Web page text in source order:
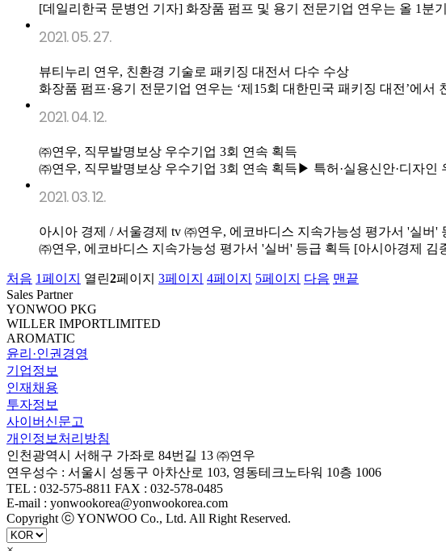
[데일리한국 문병언 기자] 화장품 펌프 및 용기 전문기업 연우는 올 1분
2021. 05. 27.
뷰티누리 연우, 친환경 기술로 패키징 대전서 다수 수상
화장품 펌프·용기 전문기업 연우는 ‘제15회 대한민국 패키징 대전’에서
2021. 04. 12.
㈜연우, 직무발명보상 우수기업 3회 연속 획득
㈜연우, 직무발명보상 우수기업 3회 연속 획득▶ 특허·실용신안·디자인
2021. 03. 12.
아시아 경제 / 서울경제 tv ㈜연우, 에코바디스 지속가능성 평가서 '실버'
㈜연우, 에코바디스 지속가능성 평가서 '실버' 등급 획득 [아시아경제 김
처음 1페이지 열린2페이지 3페이지 4페이지 5페이지 다음 맨끝
Sales Partner
YONWOO PKG
WILLER IMPORTLIMITED
AROMATIC
윤리·인권경영
기업정보
인재채용
투자정보
사이버신문고
개인정보처리방침
인천광역시 서해구 가좌로 84번길 13 ㈜연우
연우성수 : 서울시 성동구 아차산로 103, 영동테크노타워 10층 1006
TEL : 032-575-8811 FAX : 032-578-0485
E-mail : yonwookorea@yonwookorea.com
Copyright ⓒ YONWOO Co., Ltd. All Right Reserved.